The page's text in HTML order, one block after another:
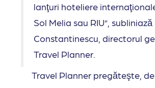
lanţuri hoteliere
Sol Melia sau RIU”,
Constantinescu, directorul
Travel Planner.
Travel Planner pregăteşte, de